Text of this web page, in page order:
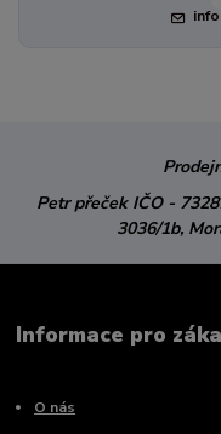
Petr přeček IČO -
3036/1b,
Informace pro
O nás